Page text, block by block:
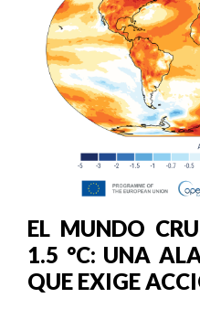
EL MUNDO
1.5 °C: UNA
QUE EXIGE